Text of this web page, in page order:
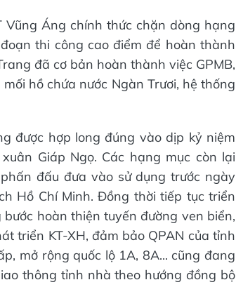
Vũng Áng chính thức chặn dòng hạng
thi công cao điểm để hoàn thành
đã cơ bản hoàn thành việc GPMB,
hồ chứa nước Ngàn Trươi, hệ thống
được hợp long đúng vào dịp kỷ niệm
Giáp Ngọ. Các hạng mục còn lại
đấu đưa vào sử dụng trước ngày
Hồ Chí Minh. Đồng thời tiếp tục triển
hoàn thiện tuyến đường ven biển,
triển KT-XH, đảm bảo QPAN của tỉnh
mở rộng quốc lộ 1A, 8A... cũng đang
thông tỉnh nhà theo hướng đồng bộ